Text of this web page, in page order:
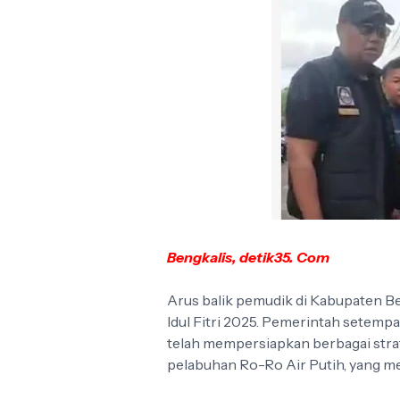
Bengkalis, detik35. Com
Arus balik pemudik di Kabupaten
Idul Fitri 2025. Pemerintah
telah mempersiapkan berbagai
pelabuhan Ro-Ro Air Putih, yang